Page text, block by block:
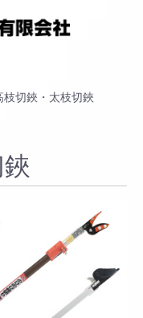
枝切鋏・太枝切鋏